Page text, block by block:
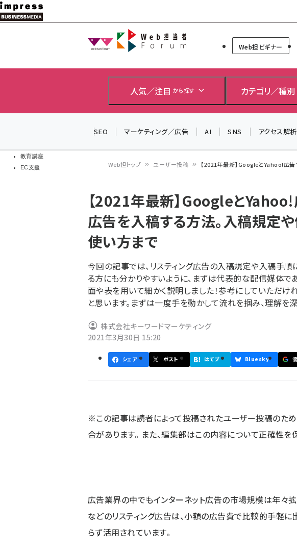
メ
イ
教育講座
EC支援
Web担当者Forum
Web担ビギナー
人気／注目 から探す カテゴリ／種別
SEO マーケティング／広告 AI SNS アクセス解
ン
く
ず
Web担トップ ユーザー投稿 【2021年最新】GoogleとYahoo!広告
【2021年最新】GoogleとYahoo!
広告を入稿する方法。入稿規定
使い方まで
今回の記事では、リスティング広告の入稿規定や入稿手順
る方にも分かりやすいように、まずは代表的な配信媒体
面や表を用いて細かく説明しました！参考にしていただ
と思います。まずは一度手を動かして流れを掴み、理解を深
株式会社キーワードマーケティング
2021年3月30日 15:20
シェア ポスト はてブ Bluesky
※この記事は読者によって投稿されたユーザー投稿のた
合があります。 また、編集部はこの内容について正確性を
広告業界の中でもインターネット広告の市場規模は年々
などのリスティング広告は、小額の広告費で比較的手軽
らず活用されています。
＼ 8月27日開催
生成AIをマー
るセミナーイベ
▼申し込みはこ